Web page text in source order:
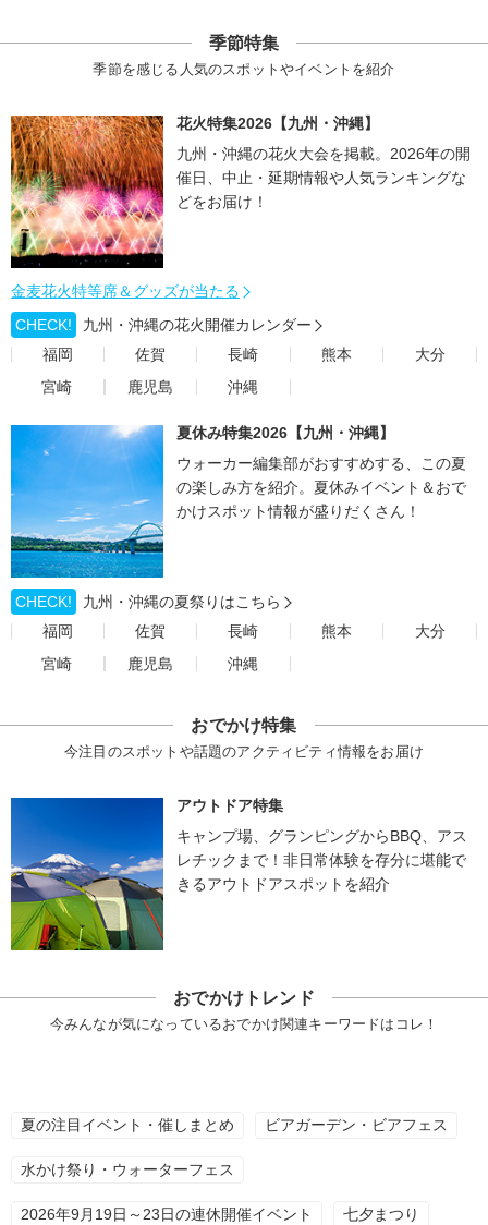
季節特集
季節を感じる人気のスポットやイベントを紹介
花火特集2026【九州・沖縄】
九州・沖縄の花火大会を掲載。2026年の開
催日、中止・延期情報や人気ランキングな
どをお届け！
金麦花火特等席＆グッズが当たる
CHECK!
九州・沖縄の花火開催カレンダー
福岡
佐賀 長崎 熊本
大分
宮崎
鹿児島 沖縄
夏休み特集2026【九州・沖縄】
ウォーカー編集部がおすすめする、この夏
の楽しみ方を紹介。夏休みイベント＆おで
かけスポット情報が盛りだくさん！
CHECK!
九州・沖縄の夏祭りはこちら
福岡
佐賀 長崎 熊本
大分
宮崎
鹿児島 沖縄
おでかけ特集
今注目のスポットや話題のアクティビティ情報をお届け
アウトドア特集
キャンプ場、グランピングからBBQ、アス
レチックまで！非日常体験を存分に堪能で
きるアウトドアスポットを紹介
おでかけトレンド
今みんなが気になっているおでかけ関連キーワードはコレ！
夏の注目イベント・催しまとめ ビアガーデン・ビアフェス
水かけ祭り・ウォーターフェス
2026年9月19日～23日の連休開催イベント 七夕まつり